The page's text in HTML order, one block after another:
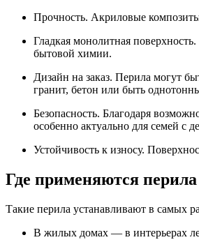
Прочность. Акриловые
Гладкая монолитная
бытовой химии.
Дизайн на заказ. Перила могут
гранит, бетон или быть
Безопасность. Благодаря
особенно актуально для семей с
Устойчивость к износу.
Где применяются
Такие перила устанавливают в самых
В жилых домах — в интерьерах